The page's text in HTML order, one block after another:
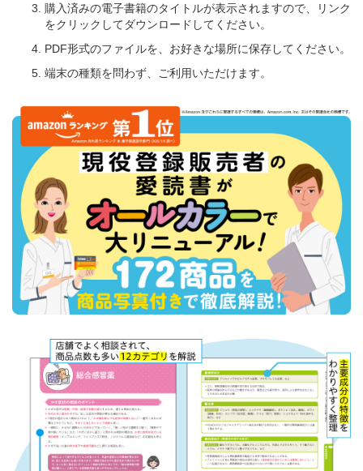
購入済みの電子書籍のタイトルが表示されますので、リンク
をクリックしてダウンロードしてください。
PDF形式のファイルを、お好きな場所に保存してください。
端末の種類を問わず、ご利用いただけます。